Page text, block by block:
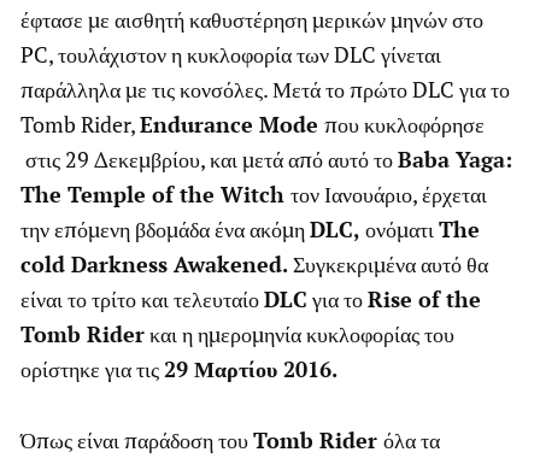
έφτασε με αισθητή καθυστέρηση μερικών μηνών στο
PC, τουλάχιστον η κυκλοφορία των DLC γίνεται
παράλληλα με τις κονσόλες. Μετά το πρώτο DLC για το
Tomb Rider,Endurance Mode που κυκλοφόρησε
στις 29 Δεκεμβρίου, και μετά από αυτό τοBaba Yaga:
The Temple of the Witch τον Ιανουάριο, έρχεται
την επόμενη βδομάδα ένα ακόμηDLC, ονόματιThe
cold Darkness Awakened.Συγκεκριμένα αυτό θα
είναι το τρίτο και τελευταίοDLC για τοRise of the
Tomb Riderκαι η ημερομηνία κυκλοφορίας του
ορίστηκε για τις29 Μαρτίου 2016.
Όπως είναι παράδοση τουTomb Rider όλα τα